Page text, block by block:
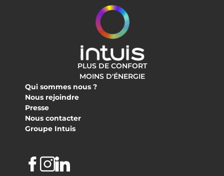
PLUS DE CONFORT
MOINS D'ÉNERGIE
Qui sommes nous ?
Nous rejoindre
Presse
Nous contacter
Groupe Intuis
Facebook
Instagram
Linkedin